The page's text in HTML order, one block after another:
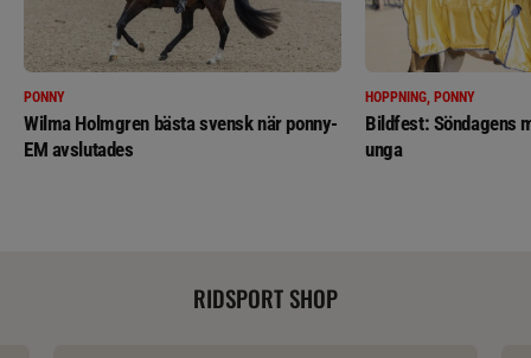
PONNY
Wilma Holmgren bästa svensk när ponny-
EM avslutades
HOPPNING, PONNY
Bildfest: Söndagens
unga
RIDSPORT SHOP